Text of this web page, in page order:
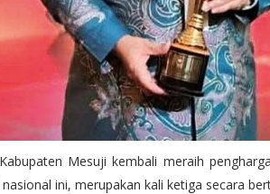
Mesuji kembali meraih
ini, merupakan kali ketiga secara